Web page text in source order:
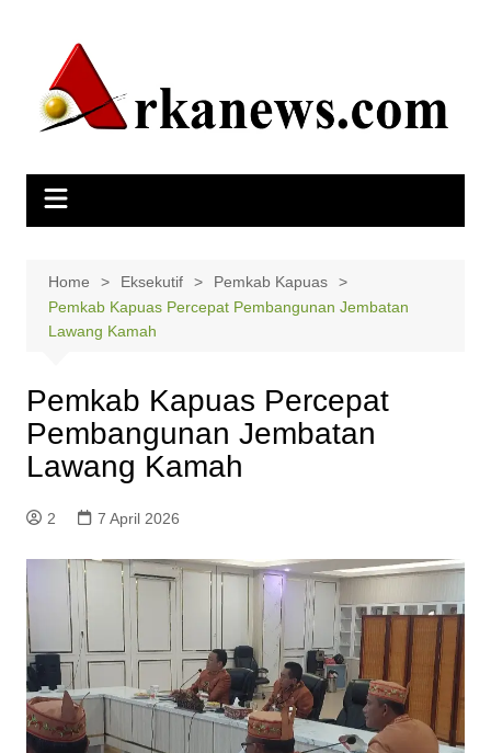
Home Eksekutif
Pemkab Kapuas
Pemkab Kapuas Percepat Pembangunan Jembatan
Lawang Kamah
Pemkab Kapuas Percepat
Pembangunan Jembatan
Lawang Kamah
2 7 April 2026